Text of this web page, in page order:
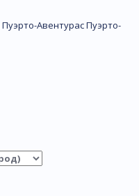
Пуэрто-АвентурасПуэрто-